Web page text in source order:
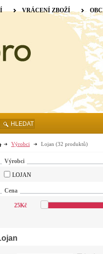
Výrobci Lojan (32 produktů)
Výrobci
LOJAN
Cena
25Kč
VRÁCENÍ ZBOŽÍ
HLEDAT